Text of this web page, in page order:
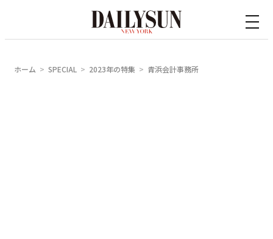
ホーム SPECIAL 2023年の特集 青浜会計事務所